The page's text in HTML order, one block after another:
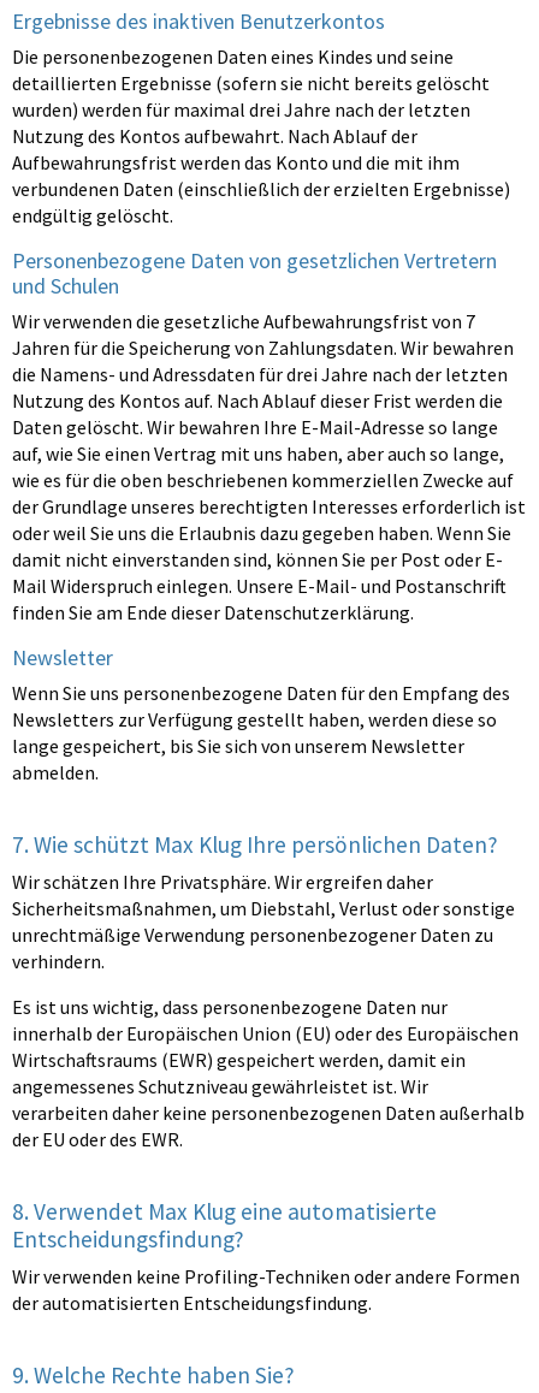
Ergebnisse des inaktiven Benutzerkontos
Die personenbezogenen Daten eines Kindes und seine
detaillierten Ergebnisse (sofern sie nicht bereits gelöscht
wurden) werden für maximal drei Jahre nach der letzten
Nutzung des Kontos aufbewahrt. Nach Ablauf der
Aufbewahrungsfrist werden das Konto und die mit ihm
verbundenen Daten (einschließlich der erzielten Ergebnisse)
endgültig gelöscht.
Personenbezogene Daten von gesetzlichen Vertretern
und Schulen
Wir verwenden die gesetzliche Aufbewahrungsfrist von 7
Jahren für die Speicherung von Zahlungsdaten. Wir bewahren
die Namens- und Adressdaten für drei Jahre nach der letzten
Nutzung des Kontos auf. Nach Ablauf dieser Frist werden die
Daten gelöscht. Wir bewahren Ihre E-Mail-Adresse so lange
auf, wie Sie einen Vertrag mit uns haben, aber auch so lange,
wie es für die oben beschriebenen kommerziellen Zwecke auf
der Grundlage unseres berechtigten Interesses erforderlich ist
oder weil Sie uns die Erlaubnis dazu gegeben haben. Wenn Sie
damit nicht einverstanden sind, können Sie per Post oder E-
Mail Widerspruch einlegen. Unsere E-Mail- und Postanschrift
finden Sie am Ende dieser Datenschutzerklärung.
Newsletter
Wenn Sie uns personenbezogene Daten für den Empfang des
Newsletters zur Verfügung gestellt haben, werden diese so
lange gespeichert, bis Sie sich von unserem Newsletter
abmelden.
7. Wie schützt Max Klug Ihre persönlichen Daten?
Wir schätzen Ihre Privatsphäre. Wir ergreifen daher
Sicherheitsmaßnahmen, um Diebstahl, Verlust oder sonstige
unrechtmäßige Verwendung personenbezogener Daten zu
verhindern.
Es ist uns wichtig, dass personenbezogene Daten nur
innerhalb der Europäischen Union (EU) oder des Europäischen
Wirtschaftsraums (EWR) gespeichert werden, damit ein
angemessenes Schutzniveau gewährleistet ist. Wir
verarbeiten daher keine personenbezogenen Daten außerhalb
der EU oder des EWR.
8. Verwendet Max Klug eine automatisierte
Entscheidungsfindung?
Wir verwenden keine Profiling-Techniken oder andere Formen
der automatisierten Entscheidungsfindung.
9. Welche Rechte haben Sie?